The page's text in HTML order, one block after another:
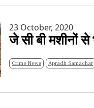
23 October, 2020
जे सी बी मशीनों से
Crime News Apradh Samachar